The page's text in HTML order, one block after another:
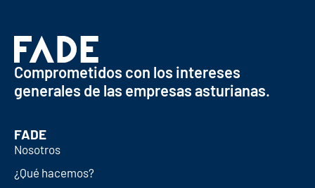
Comprometidos con los intereses
generales de las empresas asturianas.
FADE
Nosotros
¿Qué hacemos?